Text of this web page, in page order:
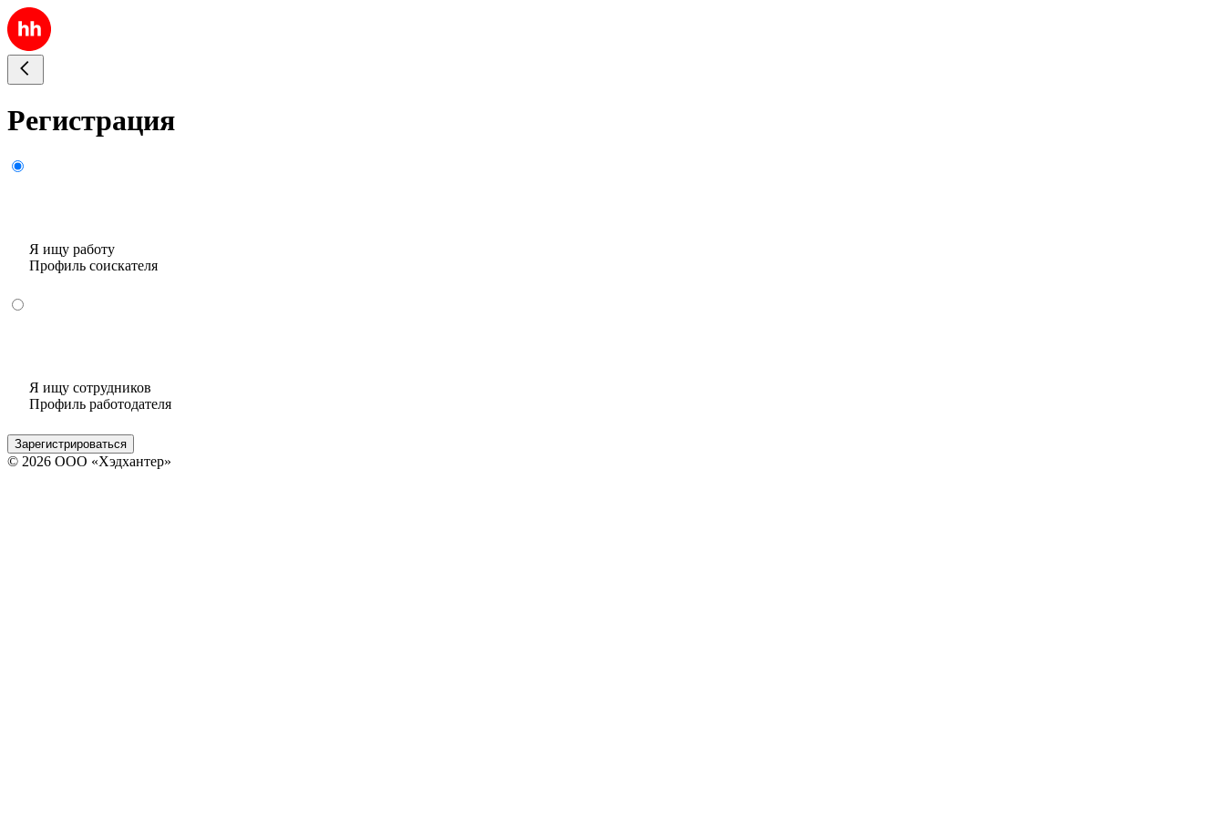
Регистрация
Я ищу работу
Профиль соискателя
Я ищу сотрудников
Профиль работодателя
Зарегистрироваться
© 2026 ООО «Хэдхантер»